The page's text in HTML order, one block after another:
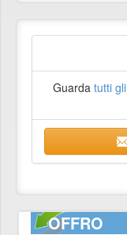
Guarda tutti
OFFRO